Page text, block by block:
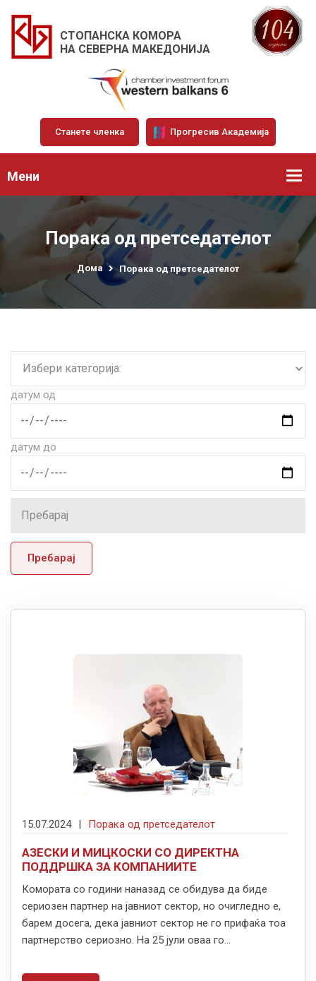
СТОПАНСКА КОМОРА
НА СЕВЕРНА МАКЕДОНИЈА
Станете членка Прогресив Академија
Мени
Порака од претседателот
Дома Порака од претседателот
датум од
датум до
Пребарај
15.07.2024 | Порака од претседателот
АЗЕСКИ И МИЦКOСКИ СО ДИРЕКТНА
ПОДДРШКА ЗА КОМПАНИИТЕ
Комората со години наназад се обидува да биде
сериозен партнер на јавниот сектор, но очигледно е,
барем досега, дека јавниот сектор не го прифаќа тоа
партнерство сериозно. На 25 јули оваа го...